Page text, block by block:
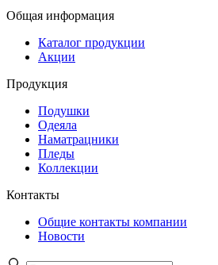
Общая информация
Каталог продукции
Акции
Продукция
Подушки
Одеяла
Наматрацники
Пледы
Коллекции
Контакты
Общие контакты компании
Новости